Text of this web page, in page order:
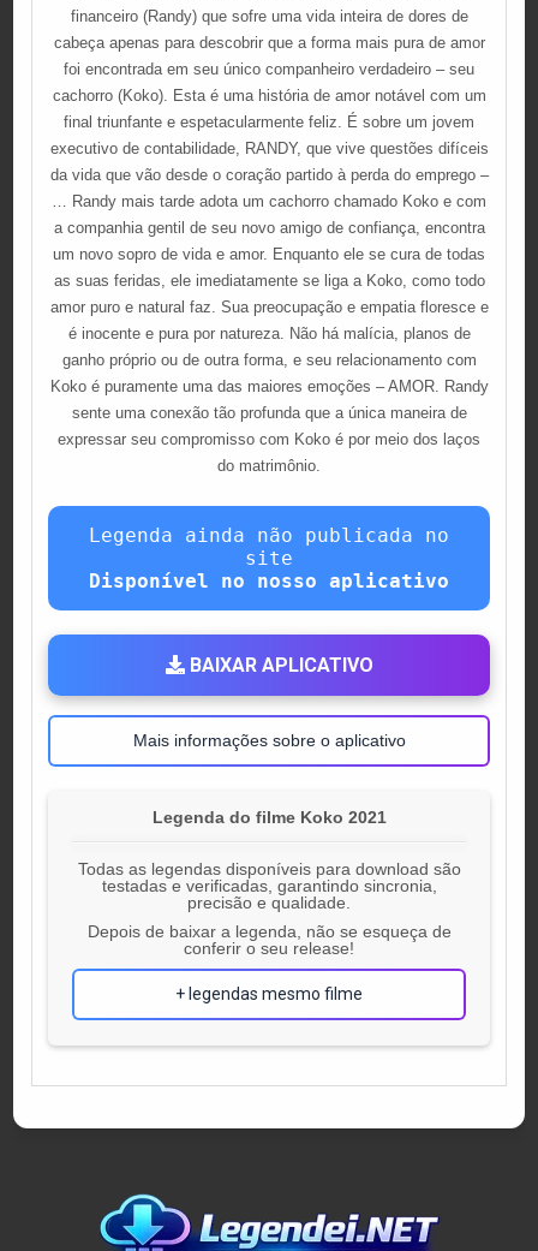
financeiro (Randy) que sofre uma vida inteira de dores de
cabeça apenas para descobrir que a forma mais pura de amor
foi encontrada em seu único companheiro verdadeiro – seu
cachorro (Koko). Esta é uma história de amor notável com um
final triunfante e espetacularmente feliz. É sobre um jovem
executivo de contabilidade, RANDY, que vive questões difíceis
da vida que vão desde o coração partido à perda do emprego –
… Randy mais tarde adota um cachorro chamado Koko e com
a companhia gentil de seu novo amigo de confiança, encontra
um novo sopro de vida e amor. Enquanto ele se cura de todas
as suas feridas, ele imediatamente se liga a Koko, como todo
amor puro e natural faz. Sua preocupação e empatia floresce e
é inocente e pura por natureza. Não há malícia, planos de
ganho próprio ou de outra forma, e seu relacionamento com
Koko é puramente uma das maiores emoções – AMOR. Randy
sente uma conexão tão profunda que a única maneira de
expressar seu compromisso com Koko é por meio dos laços
do matrimônio.
Legenda ainda não publicada no
site
Disponível no nosso aplicativo
BAIXAR APLICATIVO
Mais informações sobre o aplicativo
Legenda do filme Koko 2021
Todas as legendas disponíveis para download são
testadas e verificadas, garantindo sincronia,
precisão e qualidade.
Depois de baixar a legenda, não se esqueça de
conferir o seu release!
+ legendas mesmo filme